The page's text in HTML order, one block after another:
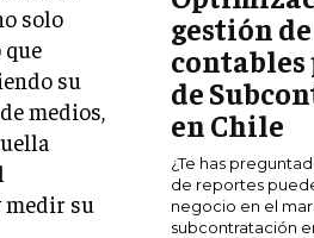
DE SUMINISTRO
LOGÍSTICA
CALIDAD Y
TALENTOS
RECURSOS
TALENTO
solo
su
medios,
medir su
gestión
contables
de
en Chile
¿Te has
de reportes
negocio en el
subcontratación